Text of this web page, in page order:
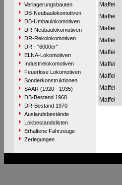
Verlagerungsbauten
DB-Neubaulokomotiven
DB-Umbaulokomotiven
DR-Neubaulokomotiven
DR-Rekolokomotiven
DR - "6000er"
ELNA-Lokomotiven
Industrielokomotiven
Feuerlose Lokomotiven
Sonderkonstruktionen
SAAR (1920 - 1935)
DB-Bestand 1968
DR-Bestand 1970
Auslandsbestände
Lokbestandslisten
Erhaltene Fahrzeuge
Zerlegungen
Maffei
Maffei
Maffei
Maffei
Maffei
Maffei
Maffei
Maffei
Maffei